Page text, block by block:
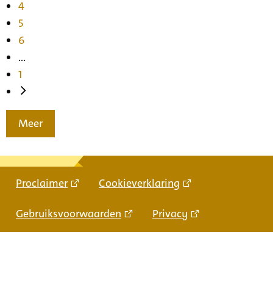
4
5
6
...
1
Meer
Proclaimer Cookieverklaring
Gebruiksvoorwaarden Privacy